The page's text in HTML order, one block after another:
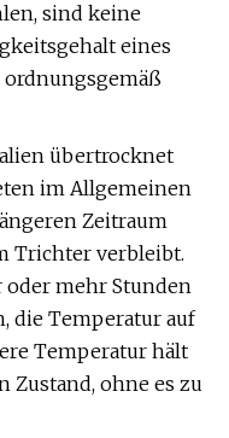
sind keine
eines
übertrocknet
im Allgemeinen
Zeitraum
Trichter verbleibt.
oder mehr Stunden
die Temperatur auf
Temperatur hält
Zustand, ohne es zu